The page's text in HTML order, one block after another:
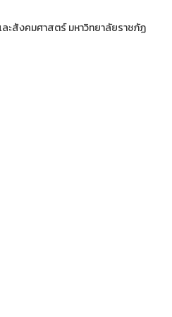
ะสังคมศาสตร์ มหาวิทยาลัยราชภัฏ